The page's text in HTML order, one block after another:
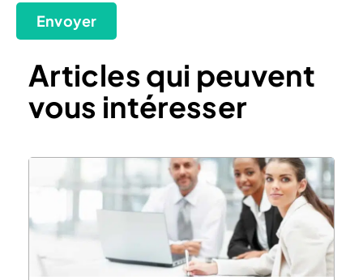
Envoyer
Articles qui peuvent
vous intéresser